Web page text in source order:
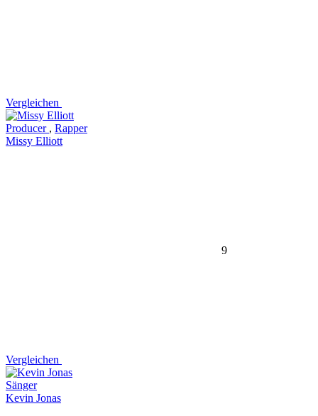
Vergleichen
Producer , Rapper
Missy Elliott
9
Vergleichen
Sänger
Kevin Jonas